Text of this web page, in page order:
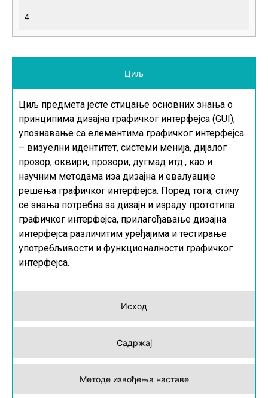
4
Циљ
Исход
Садржај
Методе извођења наставе
Циљ предмета јесте стицање основних знања о
принципима дизајна графичког интерфејса (GUI ),
упознавање са елементима графичког интерфејса
– визуелни идентитет, системи менија, дијалог
прозор, оквири, прозори, дугмад итд., као и
научним методама иза дизајна и евалуације
решења графичког интерфејса. Поред тога, стичу
се знања потребна за дизајн и израду прототипа
графичког интерфејса, прилагођавање дизајна
интерфејса различитим уређајима и тестирање
употребљивости и функционалности графичког
интерфејса.